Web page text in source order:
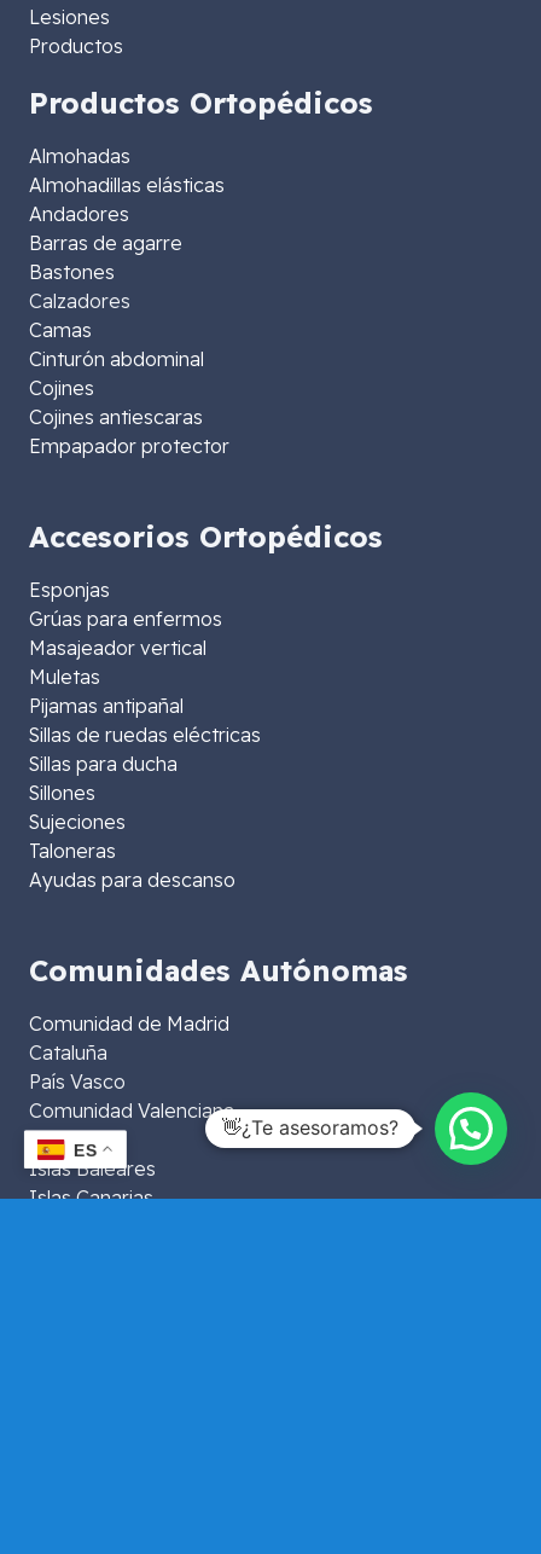
Lesiones
Productos
Productos Ortopédicos
Almohadas
Almohadillas elásticas
Andadores
Barras de agarre
Bastones
Calzadores
Camas
Cinturón abdominal
Cojines
Cojines antiescaras
Empapador protector
Accesorios Ortopédicos
Esponjas
Grúas para enfermos
Masajeador vertical
Muletas
Pijamas antipañal
Sillas de ruedas eléctricas
Sillas para ducha
Sillones
Sujeciones
Taloneras
Ayudas para descanso
Comunidades Autónomas
Comunidad de Madrid
Cataluña
País Vasco
Comunidad Valenciana
Andalucía
Islas Baleares
Islas Canarias
ES
👋¿Te asesoramos?